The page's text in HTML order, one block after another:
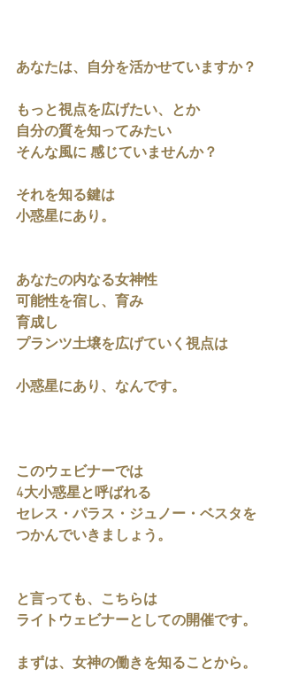
あなたは、自分を活かせていますか？
もっと視点を広げたい、とか
自分の質を知ってみたい
そんな風に 感じていませんか？
それを知る鍵は
小惑星にあり。
あなたの内なる女神性
可能性を宿し、育み
育成し
プランツ土壌を広げていく視点は
小惑星にあり、なんです。
このウェビナーでは
4大小惑星と呼ばれる
セレス・パラス・ジュノー・ベスタを
つかんでいきましょう。
と言っても、こちらは
ライトウェビナーとしての開催です。
まずは、女神の働きを知ることから。